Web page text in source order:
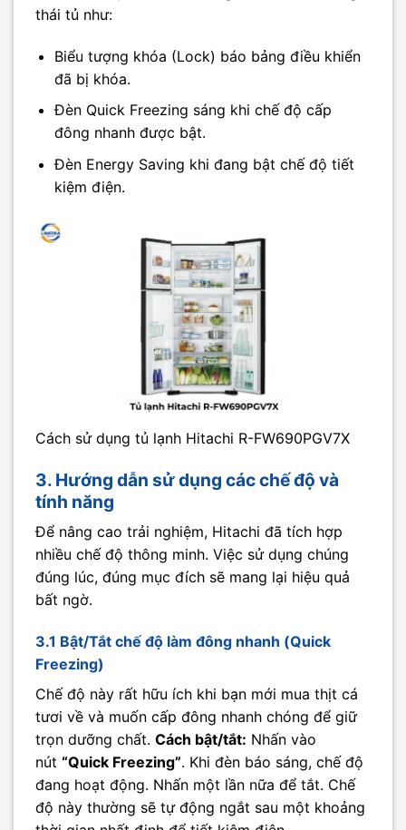
thái tủ như:
Biểu tượng khóa (Lock) báo bảng điều khiển
đã bị khóa.
Đèn Quick Freezing sáng khi chế độ cấp
đông nhanh được bật.
Đèn Energy Saving khi đang bật chế độ tiết
kiệm điện.
Cách sử dụng tủ lạnh Hitachi R-FW690PGV7X
3. Hướng dẫn sử dụng các chế độ và
tính năng
Để nâng cao trải nghiệm, Hitachi đã tích hợp
nhiều chế độ thông minh. Việc sử dụng chúng
đúng lúc, đúng mục đích sẽ mang lại hiệu quả
bất ngờ.
3.1 Bật/Tắt chế độ làm đông nhanh (Quick
Freezing)
Chế độ này rất hữu ích khi bạn mới mua thịt cá
tươi về và muốn cấp đông nhanh chóng để giữ
trọn dưỡng chất. Cách bật/tắt: Nhấn vào
nút “Quick Freezing”. Khi đèn báo sáng, chế độ
đang hoạt động. Nhấn một lần nữa để tắt. Chế
độ này thường sẽ tự động ngắt sau một khoảng